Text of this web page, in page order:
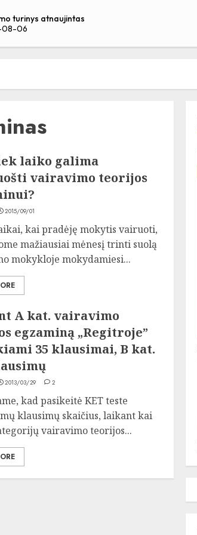
turinys atnaujintas
08-06
laiko galima
vairavimo teorijos
2015/09/01
kai pradėję mokytis vairuoti,
mažiausiai mėnesį trinti suolą
mokykloje mokydamiesi...
A kat. vairavimo
egzaminą „Regitroje”
35 klausimai, B kat.
2013/03/29 2
kad pasikeitė KET teste
klausimų skaičius, laikant kai
vairavimo teorijos...